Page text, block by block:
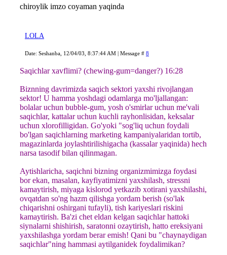
chiroylik imzo coyaman yaqinda
LOLA
Date: Seshanba, 12/04/03, 8:37:44 AM | Message # 8
Saqichlar xavflimi? (chewing-gum=danger?) 16:28
Biznning davrimizda saqich sektori yaxshi rivojlangan
sektor! U hamma yoshdagi odamlarga mo'ljallangan:
bolalar uchun bubble-gum, yosh o'smirlar uchun me'vali
saqichlar, kattalar uchun kuchli rayhonlisidan, keksalar
uchun xlorofilligidan. Go'yoki "sog'liq uchun foydali
bo'lgan saqichlarning marketing kampaniyalaridan tortib,
magazinlarda joylashtirilishigacha (kassalar yaqinida) hech
narsa tasodif bilan qilinmagan.
Aytishlaricha, saqichni bizning organizmimizga foydasi
bor ekan, masalan, kayfiyatimizni yaxshilash, stressni
kamaytirish, miyaga kislorod yetkazib xotirani yaxshilashi,
ovqatdan so'ng hazm qilishga yordam berish (so'lak
chiqarishni oshirgani tufayli), tish kariyeslari riskini
kamaytirish. Ba'zi chet eldan kelgan saqichlar hattoki
siynalarni shishirish, saratonni ozaytirish, hatto ereksiyani
yaxshilashga yordam berar emish! Qani bu "chaynaydigan
saqichlar"ning hammasi aytilganidek foydalimikan?